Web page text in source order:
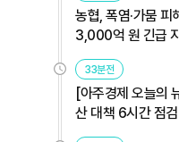
농협, 폭염·가뭄 피
3,000억 원 긴급
33분전
[아주경제 오늘의
산 대책 6시간 점
히 실행" 外